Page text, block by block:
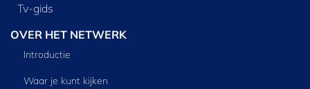
Tv‑gids
OVER HET NETWERK
Introductie
Waar je kunt kijken